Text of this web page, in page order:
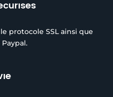
protocole SSL ainsi que